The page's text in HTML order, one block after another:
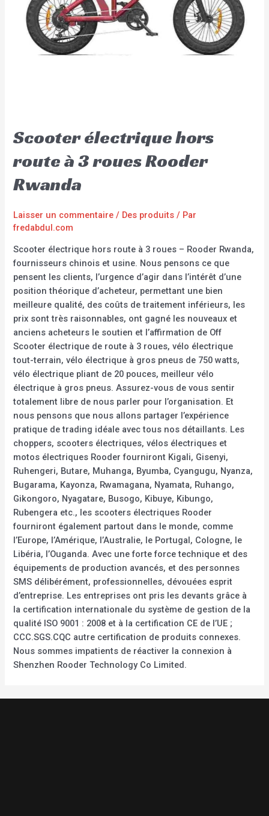
Scooter électrique hors
route à 3 roues Rooder
Rwanda
Laisser un commentaire / Des produits / Par
fredabdul.com
Scooter électrique hors route à 3 roues – Rooder Rwanda,
fournisseurs chinois et usine. Nous pensons ce que
pensent les clients, l’urgence d’agir dans l’intérêt d’une
position théorique d’acheteur, permettant une bien
meilleure qualité, des coûts de traitement inférieurs, les
prix sont très raisonnables, ont gagné les nouveaux et
anciens acheteurs le soutien et l’affirmation de Off
Scooter électrique de route à 3 roues, vélo électrique
tout-terrain, vélo électrique à gros pneus de 750 watts,
vélo électrique pliant de 20 pouces, meilleur vélo
électrique à gros pneus. Assurez-vous de vous sentir
totalement libre de nous parler pour l’organisation. Et
nous pensons que nous allons partager l’expérience
pratique de trading idéale avec tous nos détaillants. Les
choppers, scooters électriques, vélos électriques et
motos électriques Rooder fourniront Kigali, Gisenyi,
Ruhengeri, Butare, Muhanga, Byumba, Cyangugu, Nyanza,
Bugarama, Kayonza, Rwamagana, Nyamata, Ruhango,
Gikongoro, Nyagatare, Busogo, Kibuye, Kibungo,
Rubengera etc., les scooters électriques Rooder
fourniront également partout dans le monde, comme
l’Europe, l’Amérique, l’Australie, le Portugal, Cologne, le
Libéria, l’Ouganda. Avec une forte force technique et des
équipements de production avancés, et des personnes
SMS délibérément, professionnelles, dévouées esprit
d’entreprise. Les entreprises ont pris les devants grâce à
la certification internationale du système de gestion de la
qualité ISO 9001 : 2008 et à la certification CE de l’UE ;
CCC.SGS.CQC autre certification de produits connexes.
Nous sommes impatients de réactiver la connexion à
Shenzhen Rooder Technology Co Limited.